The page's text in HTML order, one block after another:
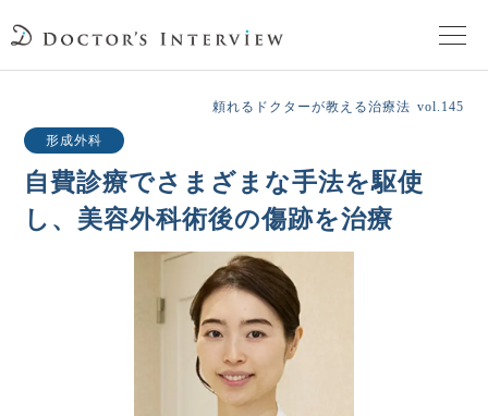
頼れるドクターが教える治療法
街の頼れるドクターたち
インタビューを検索
頼れるドクターが教える治療法 vol.145
形成外科
自費診療でさまざまな手法を駆使
し、美容外科術後の傷跡を治療